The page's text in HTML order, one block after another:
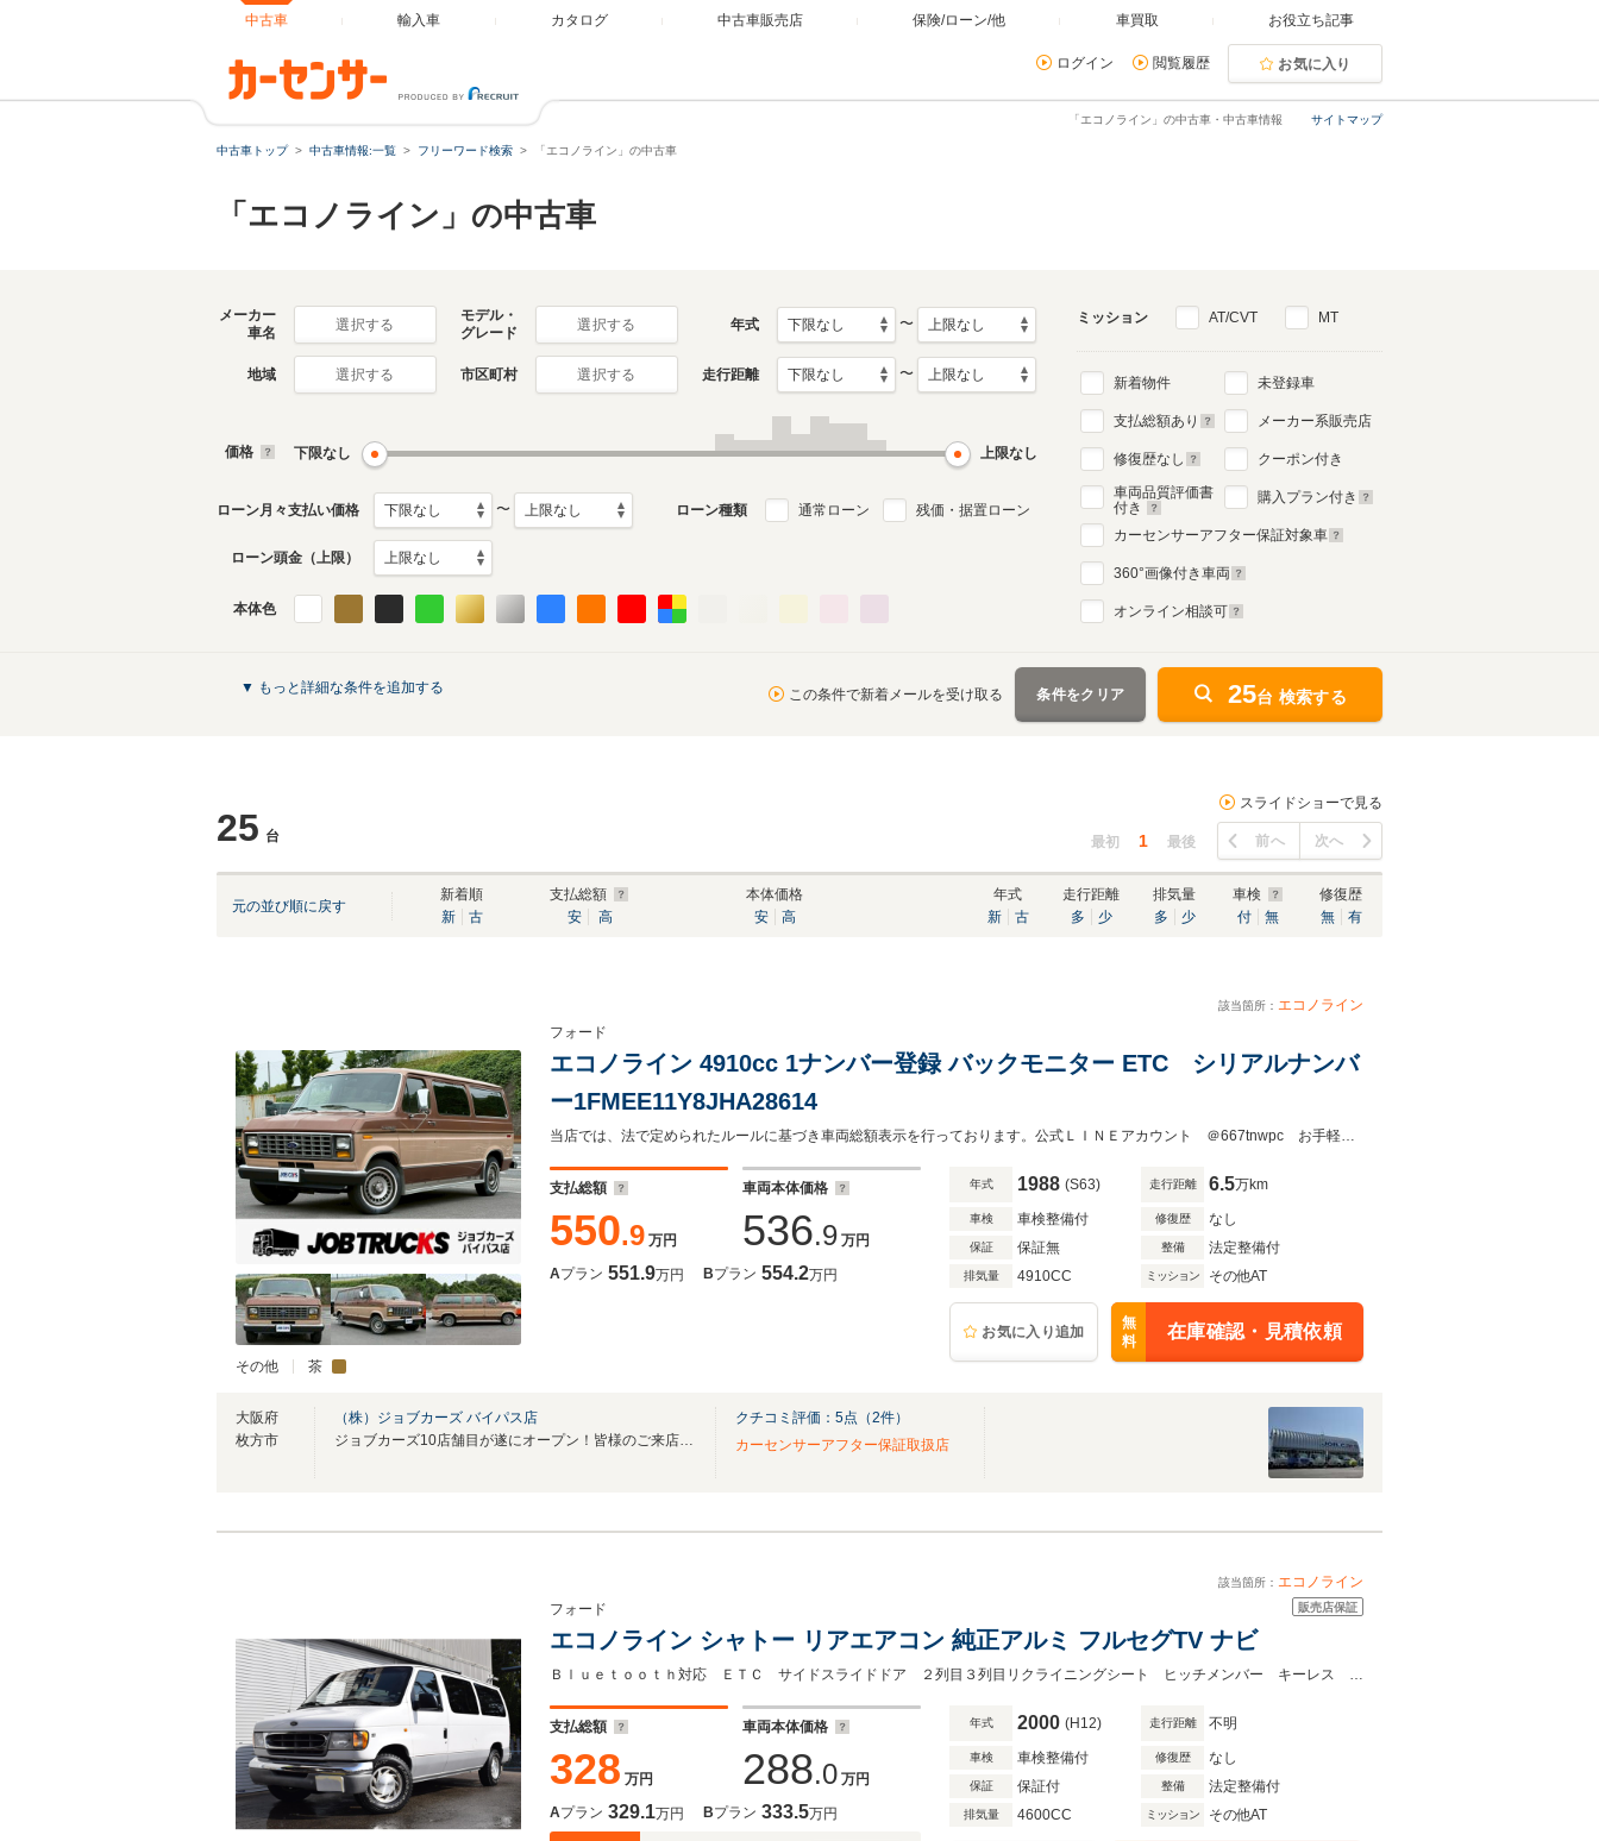
中古車 輸入車 カタログ 中古車販売店 保険/ローン/他 車買取 お役立ち記事
ログイン 閲覧履歴 お気に入り
サイトマップ
「エコノライン」の中古車・中古車情報
中古車トップ 中古車情報:一覧 フリーワード検索 「エコノライン」の中古車
「エコノライン」の中古車
メーカー
車名
選択する
モデル・
グレード
選択する 年式 〜
地域 選択する 市区町村 選択する 走行距離 〜
価格 下限なし 上限なし
ローン月々支払い価格 〜 ローン種類 通常ローン 残価・据置ローン
ローン頭金（上限）
本体色
ミッション AT/CVT MT
新着物件
支払総額あり
修復歴なし
車両品質評価書
付き
未登録車
メーカー系販売店
クーポン付き
購入プラン付き
カーセンサーアフター保証対象車
360°画像付き車両
オンライン相談可
▼ もっと詳細な条件を追加する この条件で新着メールを受け取る 条件をクリア 25台 検索する
25 台
スライドショーで見る
最初 1 最後 前へ 次へ
元の並び順に戻す
新着順
新
古
支払総額
安
高
本体価格
安
高
年式
新
古
走行距離
多
少
排気量
多
少
車検
付
無
修復歴
無
有
該当箇所： エコノライン
その他 茶
フォード
エコノライン 4910cc 1ナンバー登録 バックモニター ETC シリアルナンバ
ー1FMEE11Y8JHA28614
当店では、法で定められたルールに基づき車両総額表示を行っております。公式ＬＩＮＥアカウント ＠667tnwpc お手軽にやり取りが可能です。ご登録後LINEにてお問合せ下さいませ！
支払総額
550.9 万円
車両本体価格
536.9 万円
Aプラン 551.9万円 Bプラン 554.2万円
年式 1988 (S63) 走行距離 6.5万km
車検 車検整備付 修復歴 なし
保証 保証無 整備 法定整備付
排気量 4910CC ミッション その他AT
お気に入り追加
無
料
在庫確認・見積依頼
大阪府
枚方市
（株）ジョブカーズ バイパス店
ジョブカーズ10店舗目が遂にオープン！皆様のご来店をお待ちしております！
クチコミ評価： 5点（2件）
カーセンサーアフター保証取扱店
該当箇所： エコノライン
販売店保証
フォード
エコノライン シャトー リアエアコン 純正アルミ フルセグTV ナビ
Ｂｌｕｅｔｏｏｔｈ対応 ＥＴＣ サイドスライドドア ２列目３列目リクライニングシート ヒッチメンバー キーレス 整備＆保証付
支払総額
328 万円
車両本体価格
288.0 万円
Aプラン 329.1万円 Bプラン 333.5万円
年式 2000 (H12) 走行距離 不明
車検 車検整備付 修復歴 なし
保証 保証付 整備 法定整備付
排気量 4600CC ミッション その他AT